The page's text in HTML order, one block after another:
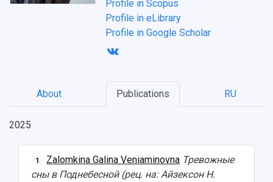
News
Student's Voice
Public Relations Center
About Samara University
Admission
Bachelor’s Degree/Specialist Degree
Research areas
Centers
Grants and support
Samara region
Why I choose Samara University?
History
Contacts
Administration
Staff
Sports
Student clubs
Public organizations
Profile in Scopus
Profile in eLibrary
Profile in Google Scholar
About Publications RU
2025
1 Zalomkina Galina Veniaminovna Тревожные
сны в Поднебесной (рец. на: Айзексон Н.